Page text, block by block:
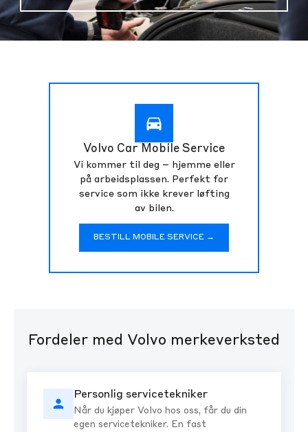
Volvo Car Mobile Service
Vi kommer til deg – hjemme eller
på arbeidsplassen. Perfekt for
service som ikke krever løfting
av bilen.
BESTILL MOBILE SERVICE →
Fordeler med Volvo merkeverksted
Personlig servicetekniker
Når du kjøper Volvo hos oss, får du din
egen servicetekniker. En fast